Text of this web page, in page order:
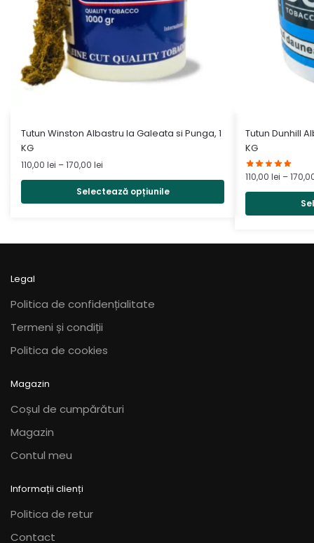
Tutun Winston Albastru la Galeata si Punga, 1
KG
110,00 lei –170,00 lei
de
prețuri:
110,00 lei
170,00 lei
Selectează opțiunile
Acest
produs
are
mai
multe
pot
alese
în
produsului.
Tutun Dunhill
KG
110,00 lei –
Acest
produs
are
mai
multe
variații.
pot
Legal
Politica de confidențialitate
Termeni și condiții
Politica de cookies
Magazin
Coșul de cumpărături
Magazin
Contul meu
Informații clienți
Politica de retur
Contact